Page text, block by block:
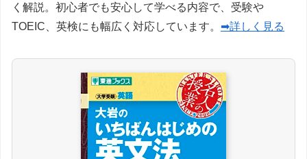
く解説。初心者でも安心して学べる内容で、受験や
TOEIC、英検にも幅広く対応しています。 ➡詳しく見る